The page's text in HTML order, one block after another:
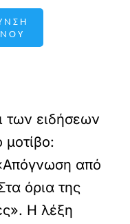
των ειδήσεων
από
όρια της
Η λέξη